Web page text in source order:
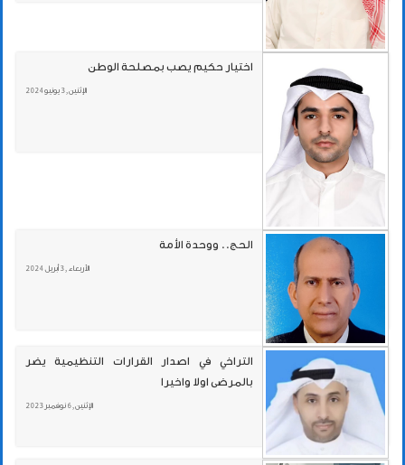
اختيار حكيم يصب بمصلحة الوطن
الإثنين , 3 يونيو 2024
الحج.. ووحدة الأمة
الأربعاء , 3 أبريل 2024
التراخي في اصدار القرارات التنظيمية يضر
بالمرضى اولا واخيرا
الإثنين , 6 نوفمبر 2023